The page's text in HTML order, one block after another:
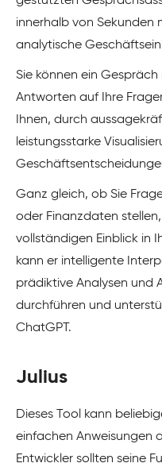
innerhalb von Sekunden
analytische
Sie können ein
Antworten auf Ihre
Ihnen, durch
leistungsstarke
Ganz gleich, ob Sie
oder Finanzdaten
vollständigen Einblick in
kann er intelligente
prädiktive Analysen und
durchführen und
ChatGPT.
Julius
Dieses Tool kann
einfachen Anweisungen
Entwickler sollten seine